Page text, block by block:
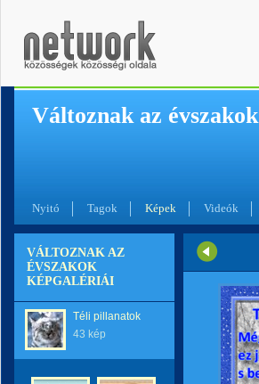
Változnak az évszakok
Nyitó Tagok Képek Videók
VÁLTOZNAK AZ
ÉVSZAKOK
KÉPGALÉRIÁI
Téli pillanatok
43 kép